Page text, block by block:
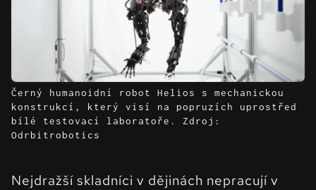
Černý humanoidní robot Helios s mechanickou
konstrukcí, který visí na popruzích uprostřed
bílé testovací laboratoře. Zdroj:
Odrbitrobotics
Nejdražší skladníci v dějinách nepracují v